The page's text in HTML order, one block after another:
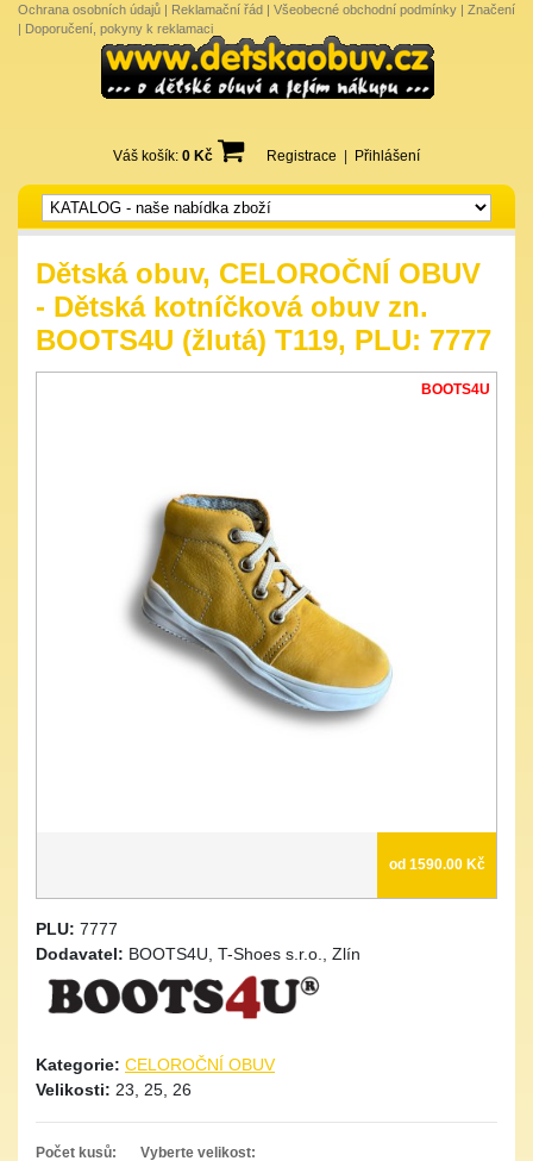
Ochrana osobních údajů | Reklamační řád | Všeobecné obchodní podmínky | Značení
| Doporučení, pokyny k reklamaci
Váš košík: 0 Kč Registrace Přihlášení
Dětská obuv, CELOROČNÍ OBUV
- Dětská kotníčková obuv zn.
BOOTS4U (žlutá) T119, PLU: 7777
BOOTS4U
od 1590.00 Kč
PLU: 7777
Dodavatel: BOOTS4U, T-Shoes s.r.o., Zlín
Kategorie: CELOROČNÍ OBUV
Velikosti: 23, 25, 26
Počet kusů: Vyberte velikost: